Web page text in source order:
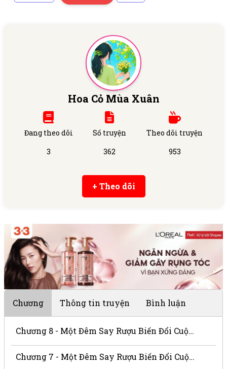
Hoa Cỏ Mùa Xuân
Đang theo dõi
3
Số truyện
362
Theo dõi truyện
953
+ Theo dõi
Chương Thông tin truyện Bình luận
Chương 8 - Một Đêm Say Rượu Biến Đổi Cuộc Đời
Chương 7 - Một Đêm Say Rượu Biến Đổi Cuộc Đời